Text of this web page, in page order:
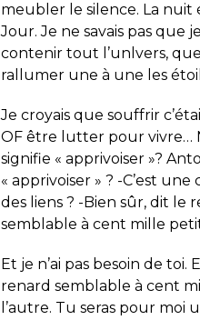
meubler le silence. La nuit
Jour. Je ne savais pas que
contenir tout l’unlvers,
rallumer une à une les
Je croyais que souffrir
OF être lutter pour vivre…
signifie « apprivoiser »?
« apprivoiser » ? -C’est
des liens ? -Bien sûr, dit le
semblable à cent mille
Et je n’ai pas besoin de
renard semblable à cent
l’autre. Tu seras pour